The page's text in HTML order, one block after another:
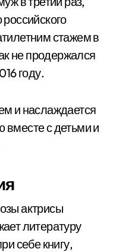
стажем в
не продержался
году.
и наслаждается
вместе с детьми и
актрисы
литературу
себе книгу,